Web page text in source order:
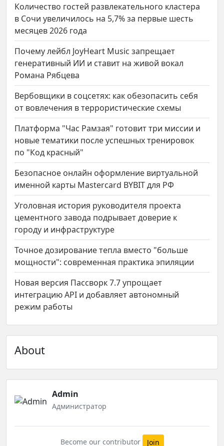
Количество гостей развлекательного кластера
в Сочи увеличилось на 5,7% за первые шесть
месяцев 2026 года
Почему лейбл JoyHeart Music запрещает
генеративный ИИ и ставит на живой вокал
Романа Рябцева
Вербовщики в соцсетях: как обезопасить себя
от вовлечения в террористические схемы
Платформа "Час Рамзая" готовит три миссии и
новые тематики после успешных тренировок
по "Код красный"
Безопасное онлайн оформление виртуальной
именной карты Mastercard BYBIT для РФ
Уголовная история руководителя проекта
цементного завода подрывает доверие к
городу и инфраструктуре
Точное дозирование тепла вместо "больше
мощности": современная практика эпиляции
Новая версия Пассворк 7.7 упрощает
интеграцию API и добавляет автономный
режим работы
About
Admin
Администратор
Become our contributor Join